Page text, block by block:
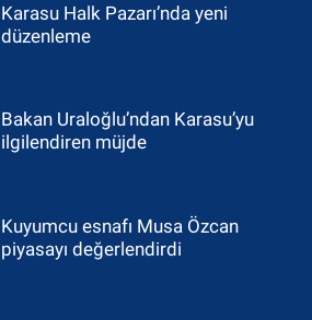
Karasu Halk Pazarı’nda yeni
düzenleme
Bakan Uraloğlu’ndan Karasu’yu
ilgilendiren müjde
Kuyumcu esnafı Musa Özcan
piyasayı değerlendirdi